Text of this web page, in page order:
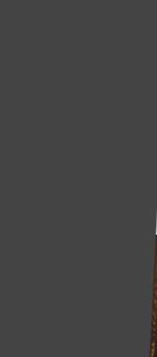
важного
платье,